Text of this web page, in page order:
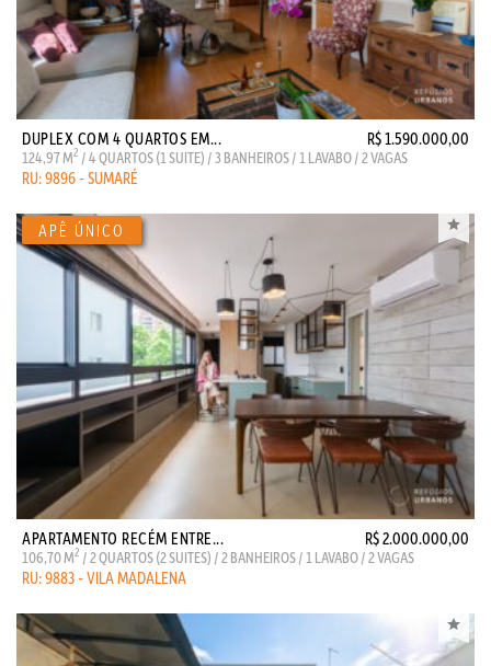
DUPLEX COM 4 QUARTOS EM... R$ 1.590.000,00
124,97 M2 / 4 QUARTOS (1 SUITE) / 3 BANHEIROS / 1 LAVABO / 2 VAGAS
RU: 9896 - SUMARÉ
APARTAMENTO RECÉM ENTRE... R$ 2.000.000,00
106,70 M2 / 2 QUARTOS (2 SUITES) / 2 BANHEIROS / 1 LAVABO / 2 VAGAS
RU: 9883 - VILA MADALENA